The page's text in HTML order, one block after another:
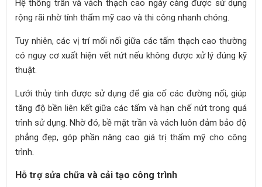
Hệ thống trần và vách thạch cao ngày càng được sử dụng
rộng rãi nhờ tính thẩm mỹ cao và thi công nhanh chóng.
Tuy nhiên, các vị trí mối nối giữa các tấm thạch cao thường
có nguy cơ xuất hiện vết nứt nếu không được xử lý đúng kỹ
thuật.
Lưới thủy tinh được sử dụng để gia cố các đường nối, giúp
tăng độ bền liên kết giữa các tấm và hạn chế nứt trong quá
trình sử dụng. Nhờ đó, bề mặt trần và vách luôn đảm bảo độ
phẳng đẹp, góp phần nâng cao giá trị thẩm mỹ cho công
trình.
Hỗ trợ sửa chữa và cải tạo công trình